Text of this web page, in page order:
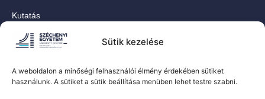
Sütik kezelése
A weboldalon a minőségi felhasználói élmény érdekében sütiket
használunk. A sütiket a sütik beállítása menüben lehet testre szabni.
Kutatás
Munkatársainknak
For Our International Students